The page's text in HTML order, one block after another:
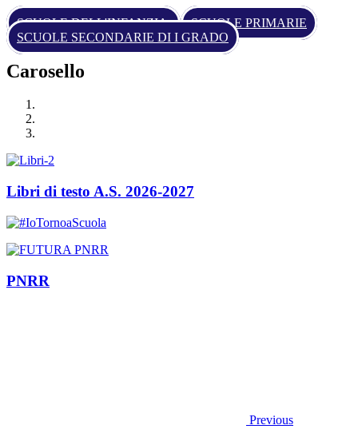
SCUOLE DELL'INFANZIA
SCUOLE PRIMARIE
SCUOLE SECONDARIE DI I GRADO
Carosello
Libri di testo A.S. 2026-2027
PNRR
Previous